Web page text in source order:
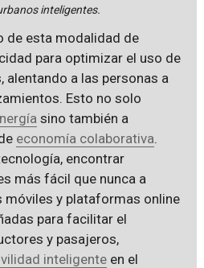
inteligentes.
de esta modalidad de
para optimizar el uso de
alentando a las personas a
Esto no solo
sino también a
economía colaborativa.
encontrar
más fácil que nunca a
móviles y plataformas online
para facilitar el
y pasajeros,
inteligenteen el